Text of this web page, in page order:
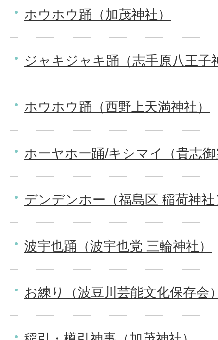
ホウホウ踊（加茂神社）
ジャキジャキ踊（志手原八王子
ホウホウ踊（西野上天満神社）
ホーヤホー踊/キシマイ（貴志
デンデンホー（福島区 稲荷神社
波宇也踊（波宇也党 三輪神社）
お練り（波豆川芸能文化保存会